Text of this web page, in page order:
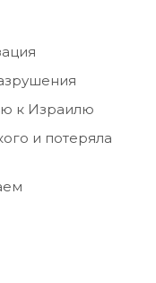
к Израилю
и потеряла